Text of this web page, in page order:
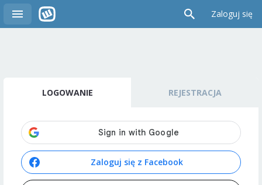
Zaloguj się
LOGOWANIE REJESTRACJA
Zaloguj się z Facebook